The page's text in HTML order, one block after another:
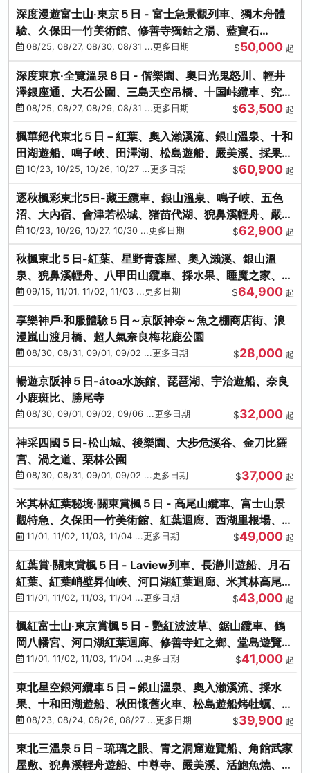
深度漫遊富士山‧東京５日 - 富士急景觀列車、獨木舟體
驗、久保田一竹美術館、修善寺獨鈷之湯、藍寶石
SAPHIR踴子號
08/25, 08/27, 08/30, 08/31 ...更多日期 $50,000 起
深度東京‧全覽溫泉８日 - 偕樂園、奧日光鬼怒川、輕井
澤銀座通、大石公園、三島天空吊橋、十国峠纜車、究極
海鮮食べ放題
08/25, 08/27, 08/29, 08/31 ...更多日期 $63,500 起
楓華絕代東北５日－紅葉、奧入瀨溪流、銀山溫泉、十和
田湖遊船、鳴子峽、田澤湖、松島遊船、嚴美溪、採果烤
牡蠣10/23, 10/25, 10/26, 10/27 ...更多日期 $60,900 起
逐秋楓彩東北5日-藏王纜車、銀山溫泉、鳴子峽、五色
沼、大內宿、會津若松城、猪苗代湖、猊鼻溪輕舟、嚴美
溪、松島海灣遊船
10/23, 10/26, 10/27, 10/30 ...更多日期 $62,900 起
秋楓東北５日-紅葉、星野青森屋、奧入瀨溪、銀山溫
泉、猊鼻溪輕舟、八甲田山纜車、採水果、睡魔之家、法
式料理(不進免稅店)
09/15, 11/01, 11/02, 11/03 ...更多日期 $64,900 起
享樂神戶‧和服體驗５日～京阪神奈～魚之棚商店街、浪
漫嵐山渡月橋、超人氣奈良梅花鹿公園
08/30, 08/31, 09/01, 09/02 ...更多日期 $28,000 起
暢遊京阪神５日-átoa水族館、琵琶湖、宇治遊船、奈良
小鹿斑比、勝尾寺
08/30, 09/01, 09/02, 09/06 ...更多日期 $32,000 起
神采四國５日-松山城、後樂園、大步危溪谷、金刀比羅
宮、渦之道、栗林公園
08/30, 08/31, 09/01, 09/02 ...更多日期 $37,000 起
米其林紅葉秘境‧關東賞楓５日 - 高尾山纜車、富士山景
觀特急、久保田一竹美術館、紅葉迴廊、西湖里根場、銀
杏大道
11/01, 11/02, 11/03, 11/04 ...更多日期 $49,000 起
紅葉賞‧關東賞楓５日 - Laview列車、長瀞川遊船、月石
紅葉、紅葉峭壁昇仙峽、河口湖紅葉迴廊、米其林高尾
山、海鮮盛宴
11/01, 11/02, 11/03, 11/04 ...更多日期 $43,000 起
楓紅富士山‧東京賞楓５日 - 艷紅波波草、鋸山纜車、鶴
岡八幡宮、河口湖紅葉迴廊、修善寺虹之鄉、堂島遊覽
船、熱海梅園
11/01, 11/02, 11/03, 11/04 ...更多日期 $41,000 起
東北星空銀河纜車５日－銀山溫泉、奧入瀨溪流、採水
果、十和田湖遊船、秋田懷舊火車、松島遊船烤牡蠣、嚴
美溪、螃蟹本家
08/23, 08/24, 08/26, 08/27 ...更多日期 $39,900 起
東北三溫泉５日－琉璃之眼、青之洞窟遊覽船、角館武家
屋敷、猊鼻溪輕舟遊船、中尊寺、嚴美溪、活鮑魚燒、烤